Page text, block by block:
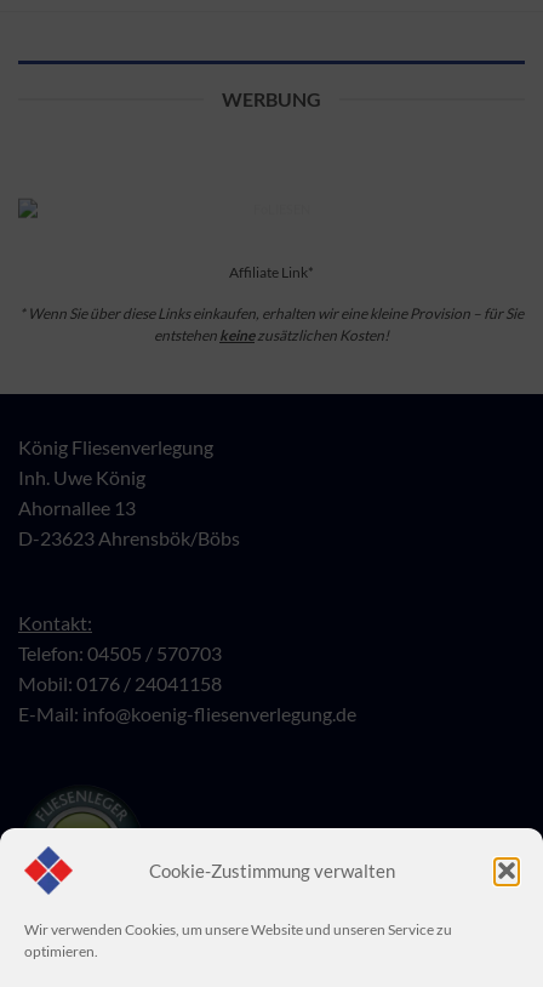
Cookie-Zustimmung verwalten
Wir verwenden Cookies, um unsere Website und unseren Service zu
optimieren.
WERBUNG
Affiliate Link*
* Wenn Sie über diese Links einkaufen, erhalten wir eine kleine Provision – für Sie
entstehen keinezusätzlichen Kosten!
König Fliesenverlegung
Inh. Uwe König
Ahornallee 13
D-23623 Ahrensbök/Böbs
Kontakt:
Telefon: 04505 / 570703
Mobil: 0176 / 24041158
E-Mail: info@koenig-fliesenverlegung.de